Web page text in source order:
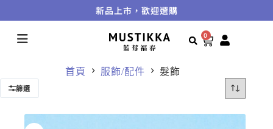
新品上市，歡迎選購
0
首頁 服飾/配件 髮飾
篩選